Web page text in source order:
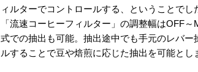
ィルターでコントロールする、ということでし
「流速コーヒーフィルター」の調整幅はOFF
式での抽出も可能。抽出途中でも手元のレバ
ルすることで豆や焙煎に応じた抽出を可能とし